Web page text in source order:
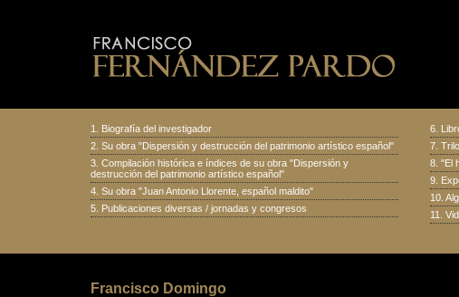
1. Biografía del investigador
2. Su obra "Dispersión y destrucción del patrimonio artístico español"
3. Compilación histórica e índices de su obra "Dispersión y
destrucción del patrimonio artístico español"
4. Su obra "Juan Antonio Llorente, español maldito"
5. Publicaciones diversas / jornadas y congresos
6.
7.
8. "El
9.
10.
11.
Francisco Domingo